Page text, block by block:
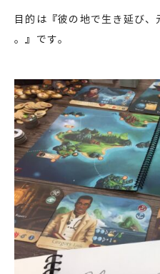
目的は『彼の地で生き延び
。』です。